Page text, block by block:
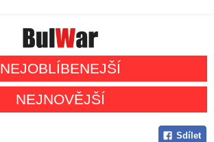
NEJOBLÍBENEJŠÍ
NEJNOVĚJŠÍ
Sdílet